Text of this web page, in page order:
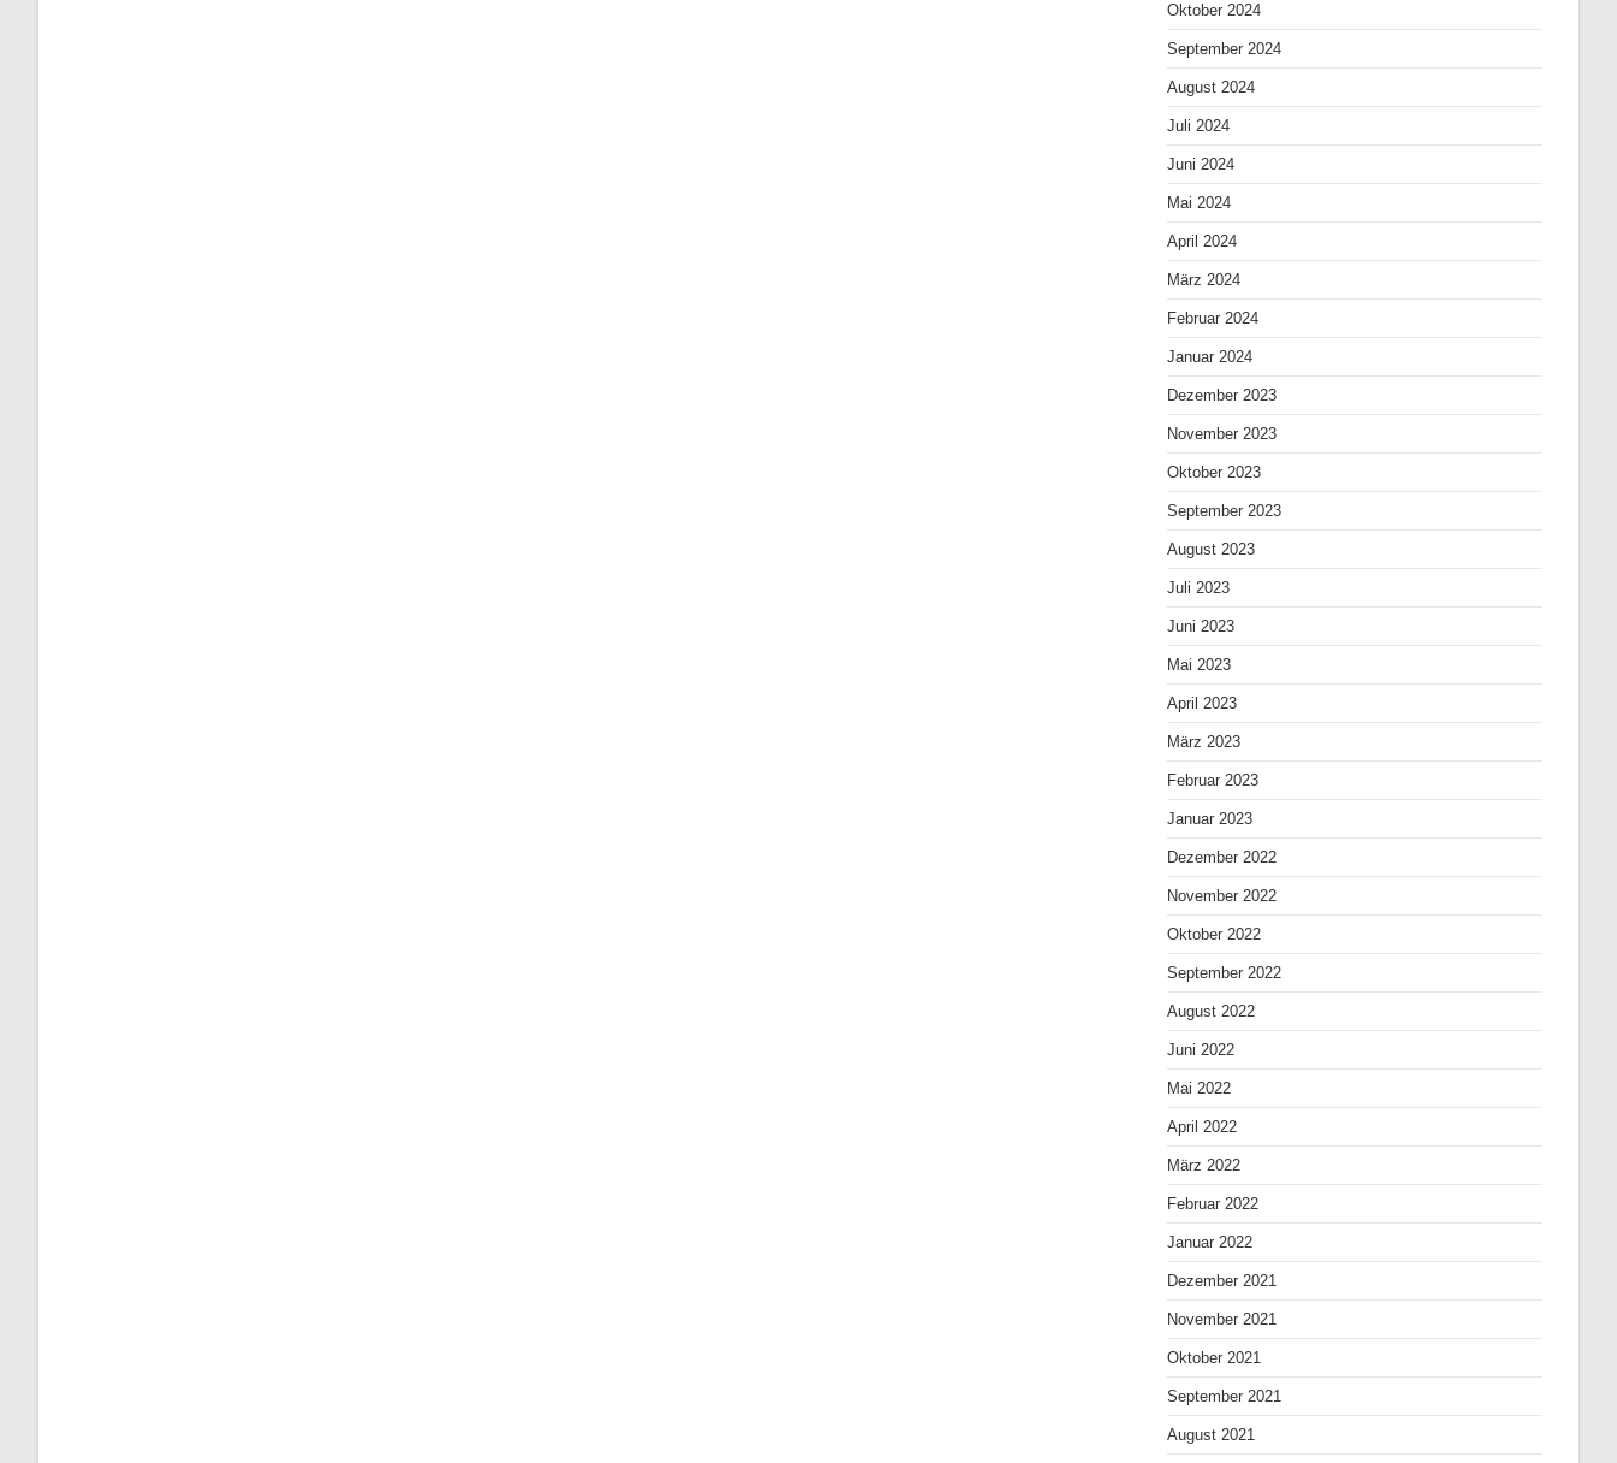
Oktober 2024
September 2024
August 2024
Juli 2024
Juni 2024
Mai 2024
April 2024
März 2024
Februar 2024
Januar 2024
Dezember 2023
November 2023
Oktober 2023
September 2023
August 2023
Juli 2023
Juni 2023
Mai 2023
April 2023
März 2023
Februar 2023
Januar 2023
Dezember 2022
November 2022
Oktober 2022
September 2022
August 2022
Juni 2022
Mai 2022
April 2022
März 2022
Februar 2022
Januar 2022
Dezember 2021
November 2021
Oktober 2021
September 2021
August 2021